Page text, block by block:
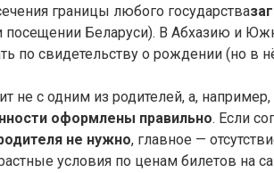
границы любого государства
посещении Беларуси). В Абхазию и
по свидетельству о рождении (но в
не с одним из родителей, а,
оформлены правильно. Если
не нужно, главное —
условия по ценам билетов на